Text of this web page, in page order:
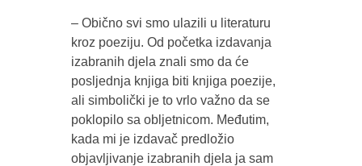
– Obično svi smo ulazili u literaturu
kroz poeziju. Od početka izdavanja
izabranih djela znali smo da će
posljednja knjiga biti knjiga poezije,
ali simbolički je to vrlo važno da se
poklopilo sa obljetnicom. Međutim,
kada mi je izdavač predložio
objavljivanje izabranih djela ja sam